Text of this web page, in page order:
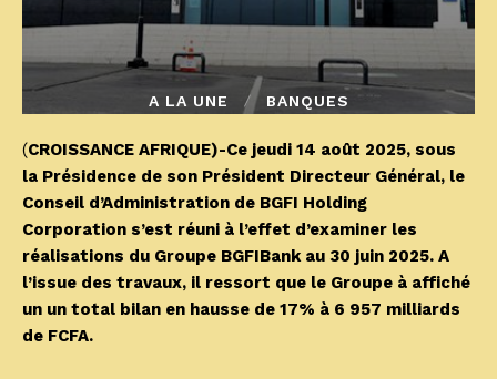
A LA UNE BANQUES
(CROISSANCE AFRIQUE)-Ce jeudi 14 août 2025, sous
la Présidence de son Président Directeur Général, le
Conseil d’Administration de BGFI Holding
Corporation s’est réuni à l’effet d’examiner les
réalisations du Groupe BGFIBank au 30 juin 2025. A
l’issue des travaux, il ressort que le Groupe à affiché
un un total bilan en hausse de 17% à 6 957 milliards
de FCFA.